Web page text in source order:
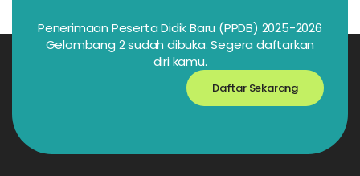
Penerimaan Peserta Didik Baru (PPDB) 2025-2026
Gelombang 2 sudah dibuka. Segera daftarkan
diri kamu.
Daftar Sekarang